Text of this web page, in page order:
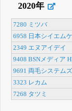
2020年
7280 ミツバ
6958 日本シイエム
2349 エヌアイデイ
9408 BSNメディア
9691 両毛システムズ
3323 レカム
7268 タツミ